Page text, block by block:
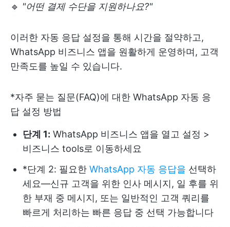
🔹 "어떤 결제 수단을 지원하나요?"
이러한 자동 응답 설정을 통해 시간을 절약하고,
WhatsApp 비즈니스 앱을 원활하게 운영하며, 고객
만족도를 높일 수 있습니다.
*자주 묻는 질문(FAQ)에 대한 WhatsApp 자동 응
답 설정 방법
단계 1: WhatsApp 비즈니스 앱을 열고 설정 >
비즈니스 tools로 이동하세요
*단계 2: 필요한 WhatsApp 자동 응답을 선택하
세요—신규 고객을 위한 인사 메시지, 일 후를 위
한 부재 중 메시지, 또는 일반적인 고객 쿼리를
빠르게 처리하는 빠른 응답 중 선택 가능합니다